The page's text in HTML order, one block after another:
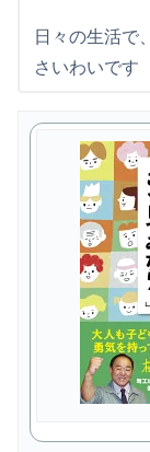
日々の生活で
さいわいです